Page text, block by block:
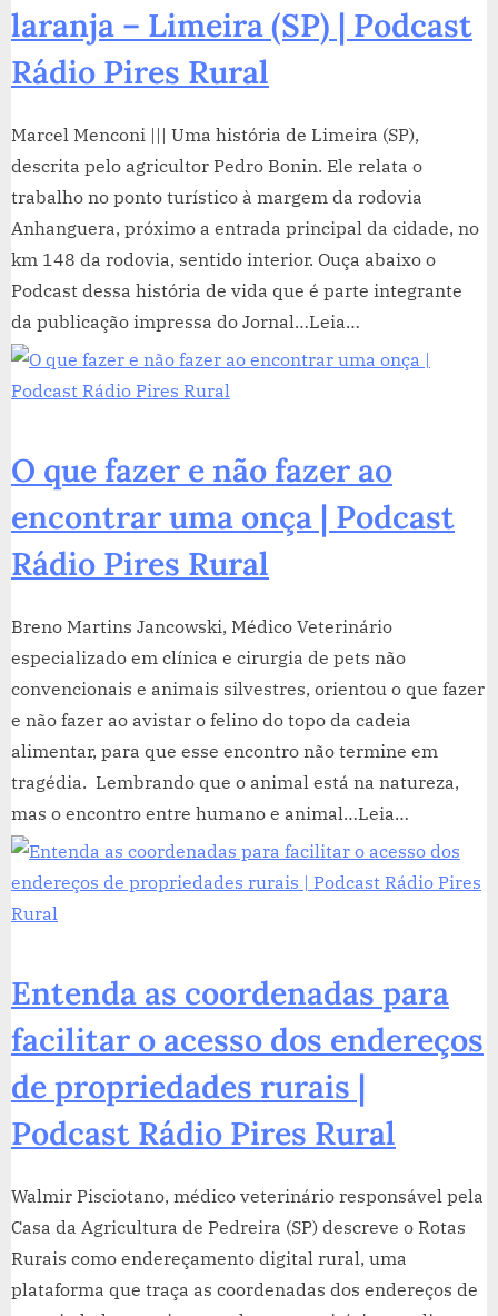
laranja – Limeira (SP) | Podcast
Rádio Pires Rural
Marcel Menconi ||| Uma história de Limeira (SP),
descrita pelo agricultor Pedro Bonin. Ele relata o
trabalho no ponto turístico à margem da rodovia
Anhanguera, próximo a entrada principal da cidade, no
km 148 da rodovia, sentido interior. Ouça abaixo o
Podcast dessa história de vida que é parte integrante
da publicação impressa do Jornal…Leia…
O que fazer e não fazer ao
encontrar uma onça | Podcast
Rádio Pires Rural
Breno Martins Jancowski, Médico Veterinário
especializado em clínica e cirurgia de pets não
convencionais e animais silvestres, orientou o que fazer
e não fazer ao avistar o felino do topo da cadeia
alimentar, para que esse encontro não termine em
tragédia. Lembrando que o animal está na natureza,
mas o encontro entre humano e animal…Leia…
Entenda as coordenadas para
facilitar o acesso dos endereços
de propriedades rurais |
Podcast Rádio Pires Rural
Walmir Pisciotano, médico veterinário responsável pela
Casa da Agricultura de Pedreira (SP) descreve o Rotas
Rurais como endereçamento digital rural, uma
plataforma que traça as coordenadas dos endereços de